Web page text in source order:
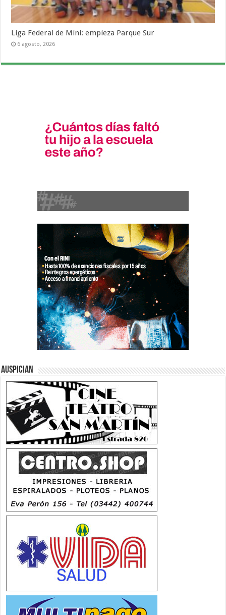
Liga Federal de Mini: empieza Parque Sur
6 agosto, 2026
Auspician